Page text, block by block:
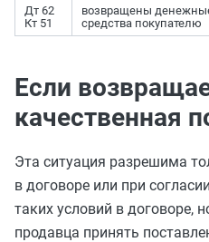
Дт 62
Кт 51
возвращены
средства покупателю
Если
качественная
Эта ситуация разрешима
в договоре или при
таких условий в договоре,
продавца принять